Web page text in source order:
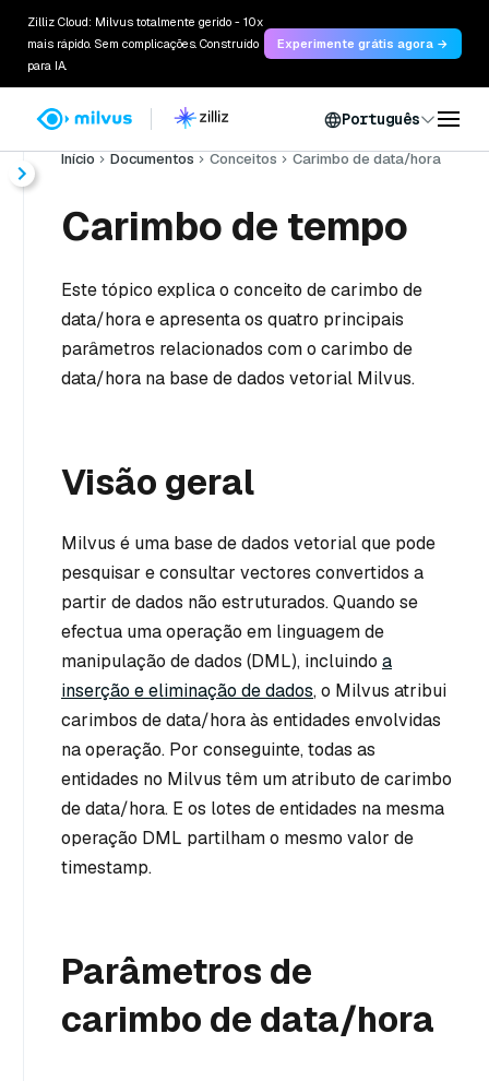
Zilliz Cloud: Milvus totalmente gerido - 10x
mais rápido. Sem complicações. Construído
para IA.
Experimente grátis agora →
Português
Início Documentos Conceitos Carimbo de data/hora
Carimbo de tempo
Este tópico explica o conceito de carimbo de
data/hora e apresenta os quatro principais
parâmetros relacionados com o carimbo de
data/hora na base de dados vetorial Milvus.
Visão geral
Milvus é uma base de dados vetorial que pode
pesquisar e consultar vectores convertidos a
partir de dados não estruturados. Quando se
efectua uma operação em linguagem de
manipulação de dados (DML), incluindo a
inserção e eliminação de dados, o Milvus atribui
carimbos de data/hora às entidades envolvidas
na operação. Por conseguinte, todas as
entidades no Milvus têm um atributo de carimbo
de data/hora. E os lotes de entidades na mesma
operação DML partilham o mesmo valor de
timestamp.
Parâmetros de
carimbo de data/hora